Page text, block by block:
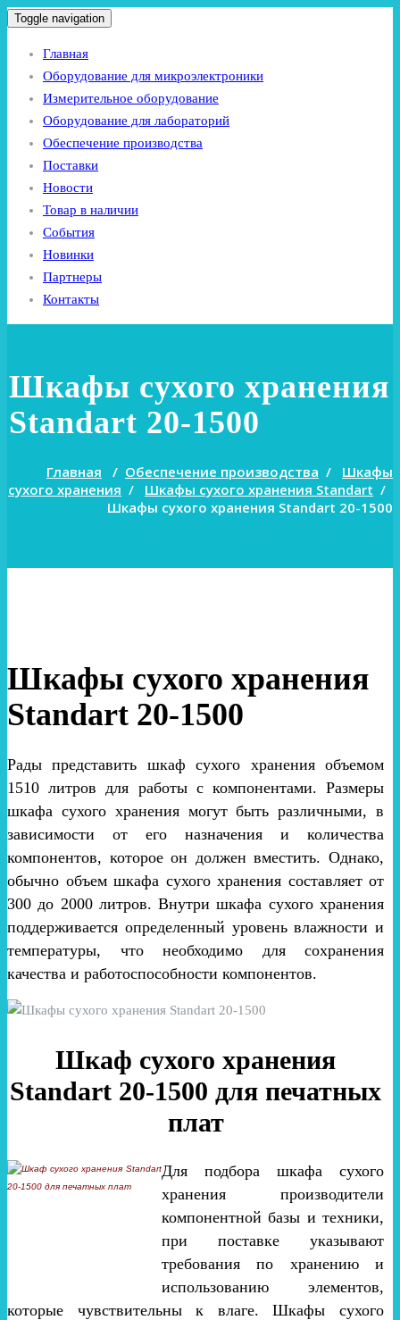
Toggle navigation
Главная
Оборудование для микроэлектроники
Измерительное оборудование
Оборудование для лабораторий
Обеспечение производства
Поставки
Новости
Товар в наличии
События
Новинки
Партнеры
Контакты
Шкафы сухого хранения
Standart 20-1500
Главная / Обеспечение производства / Шкафы
сухого хранения / Шкафы сухого хранения Standart /
Шкафы сухого хранения Standart 20-1500
Шкафы сухого хранения
Standart 20-1500
Рады представить шкаф сухого хранения объемом
1510 литров для работы с компонентами. Размеры
шкафа сухого хранения могут быть различными, в
зависимости от его назначения и количества
компонентов, которое он должен вместить. Однако,
обычно объем шкафа сухого хранения составляет от
300 до 2000 литров. Внутри шкафа сухого хранения
поддерживается определенный уровень влажности и
температуры, что необходимо для сохранения
качества и работоспособности компонентов.
Шкаф сухого хранения
Standart 20-1500 для печатных
плат
Для подбора шкафа сухого
хранения производители
компонентной базы и техники,
при поставке указывают
требования по хранению и
использованию элементов,
которые чувствительны к влаге. Шкафы сухого